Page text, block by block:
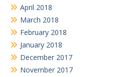
April 2018
March 2018
February 2018
January 2018
December 2017
November 2017